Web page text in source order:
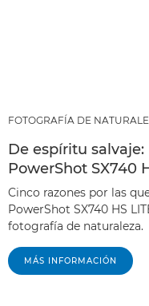
FOTOGRAFÍA DE
De espíritu
PowerShot SX740
Cinco razones por las
PowerShot SX740 HS
fotografía de naturaleza.
MÁS INFORMACIÓN